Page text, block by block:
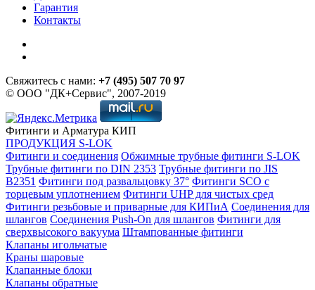
Гарантия
Контакты
Свяжитесь с нами: +7 (495) 507 70 97
© ООО "ДК+Сервис", 2007-2019
Фитинги и Арматура КИП
ПРОДУКЦИЯ S-LOK
Фитинги и соединения Обжимные трубные фитинги S-LOK
Трубные фитинги по DIN 2353 Трубные фитинги по JIS
B2351 Фитинги под развальцовку 37° Фитинги SCO с
торцевым уплотнением Фитинги UHP для чистых сред
Фитинги резьбовые и приварные для КИПиА Соединения для
шлангов Соединения Push-On для шлангов Фитинги для
сверхвысокого вакуума Штампованные фитинги
Клапаны игольчатые
Краны шаровые
Клапанные блоки
Клапаны обратные